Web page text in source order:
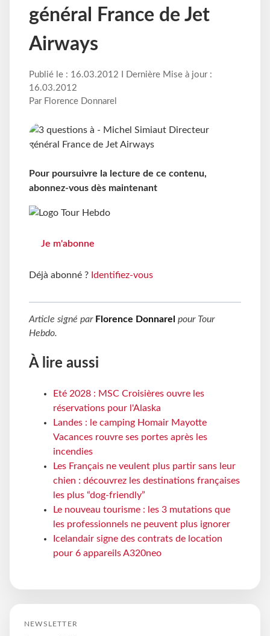
général France de Jet
Airways
Publié le : 16.03.2012 I Dernière Mise à jour :
16.03.2012
Par Florence Donnarel
Pour poursuivre la lecture de ce contenu,
abonnez-vous dès maintenant
Je m'abonne
Déjà abonné ? Identifiez-vous
Article signé par Florence Donnarel pour Tour
Hebdo.
À lire aussi
Eté 2028 : MSC Croisières ouvre les
réservations pour l'Alaska
Landes : le camping Homair Mayotte
Vacances rouvre ses portes après les
incendies
Les Français ne veulent plus partir sans leur
chien : découvrez les destinations françaises
les plus “dog-friendly”
Le nouveau tourisme : les 3 mutations que
les professionnels ne peuvent plus ignorer
Icelandair signe des contrats de location
pour 6 appareils A320neo
NEWSLETTER